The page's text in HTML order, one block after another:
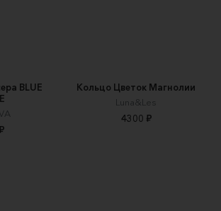
BLUE
Кольцо Цветок Магнолии
Luna&Les
4300 ₽